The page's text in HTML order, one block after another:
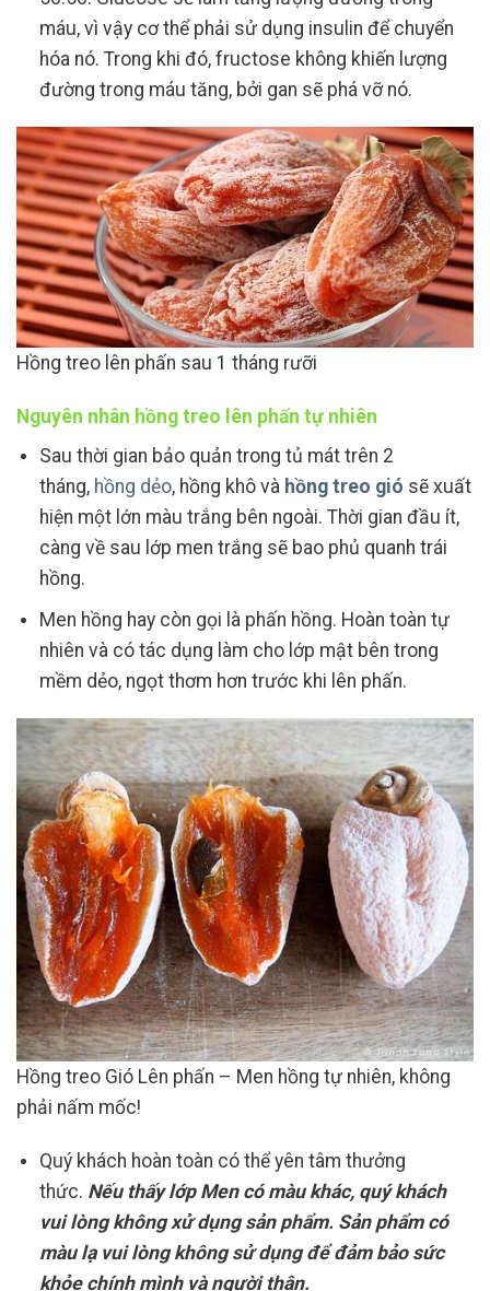
máu, vì vậy cơ thể phải sử dụng insulin để chuyển
hóa nó. Trong khi đó, fructose không khiến lượng
đường trong máu tăng, bởi gan sẽ phá vỡ nó.
Hồng treo lên phấn sau 1 tháng rưỡi
Nguyên nhân hồng treo lên phấn tự nhiên
Sau thời gian bảo quản trong tủ mát trên 2
tháng, hồng dẻo, hồng khô và hồng treo gió sẽ xuất
hiện một lớn màu trắng bên ngoài. Thời gian đầu ít,
càng về sau lớp men trắng sẽ bao phủ quanh trái
hồng.
Men hồng hay còn gọi là phấn hồng. Hoàn toàn tự
nhiên và có tác dụng làm cho lớp mật bên trong
mềm dẻo, ngọt thơm hơn trước khi lên phấn.
Hồng treo Gió Lên phấn – Men hồng tự nhiên, không
phải nấm mốc!
Quý khách hoàn toàn có thể yên tâm thưởng
thức. Nếu thấy lớp Men có màu khác, quý khách
vui lòng không xử dụng sản phẩm. Sản phẩm có
màu lạ vui lòng không sử dụng để đảm bảo sức
khỏe chính mình và người thân.